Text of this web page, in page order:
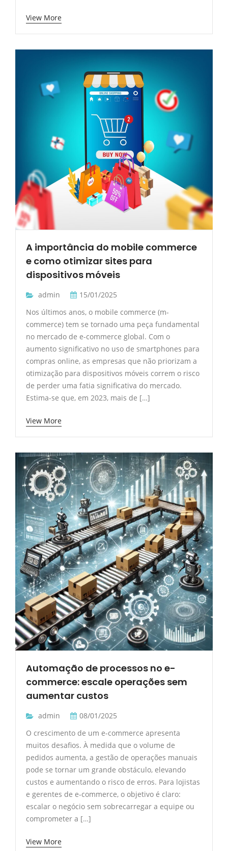
View More
A importância do mobile commerce
e como otimizar sites para
dispositivos móveis
admin
15/01/2025
Nos últimos anos, o mobile commerce (m-
commerce) tem se tornado uma peça fundamental
no mercado de e-commerce global. Com o
aumento significativo no uso de smartphones para
compras online, as empresas que não priorizam a
otimização para dispositivos móveis correm o risco
de perder uma fatia significativa do mercado.
Estima-se que, em 2023, mais de […]
View More
Automação de processos no e-
commerce: escale operações sem
aumentar custos
admin
08/01/2025
O crescimento de um e-commerce apresenta
muitos desafios. À medida que o volume de
pedidos aumenta, a gestão de operações manuais
pode se tornar um grande obstáculo, elevando
custos e aumentando o risco de erros. Para lojistas
e gerentes de e-commerce, o objetivo é claro:
escalar o negócio sem sobrecarregar a equipe ou
comprometer a […]
View More